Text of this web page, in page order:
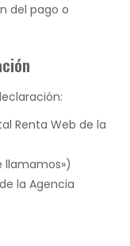
del pago o
Renta Web de la
llamamos»)
la Agencia